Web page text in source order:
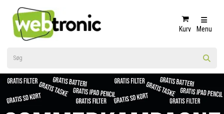
Kurv Menu